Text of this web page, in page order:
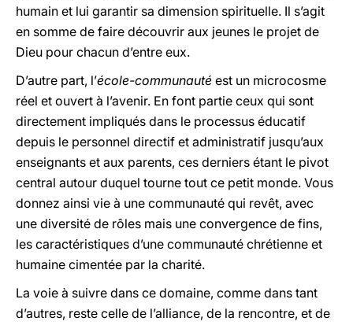
humain et lui garantir sa dimension spirituelle. Il s’agit
en somme de faire découvrir aux jeunes le projet de
Dieu pour chacun d’entre eux.
D’autre part, l’école-communauté est un microcosme
réel et ouvert à l’avenir. En font partie ceux qui sont
directement impliqués dans le processus éducatif
depuis le personnel directif et administratif jusqu’aux
enseignants et aux parents, ces derniers étant le pivot
central autour duquel tourne tout ce petit monde. Vous
donnez ainsi vie à une communauté qui revêt, avec
une diversité de rôles mais une convergence de fins,
les caractéristiques d’une communauté chrétienne et
humaine cimentée par la charité.
La voie à suivre dans ce domaine, comme dans tant
d’autres, reste celle de l’alliance, de la rencontre, et de